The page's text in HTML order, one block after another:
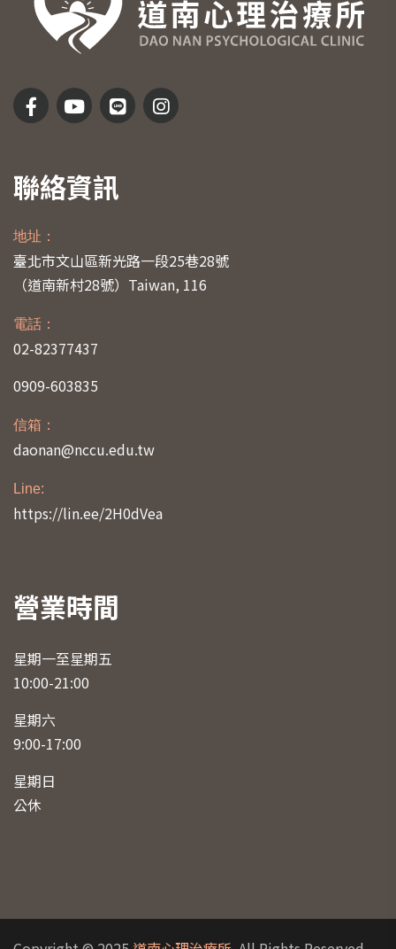
聯絡資訊
地址：
臺北市文山區新光路一段25巷28號
（道南新村28號） Taiwan, 116
電話：
02-82377437
0909-603835
信箱：
daonan@nccu.edu.tw
Line:
https://lin.ee/2H0dVea
營業時間
星期一至星期五
10:00-21:00
星期六
9:00-17:00
星期日
公休